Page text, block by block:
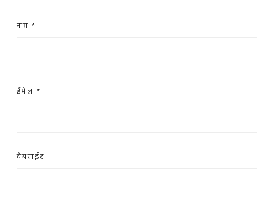
नाम *
ईमेल *
वेबसाईट